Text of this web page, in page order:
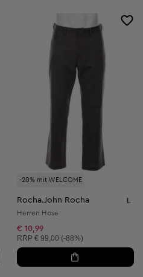
-20% mit WELCOME
Rocha.John Rocha L
Herren Hose
€ 10,99
Unverbindliche Preisempfehlung:
RRP € 99,00 (-88%)